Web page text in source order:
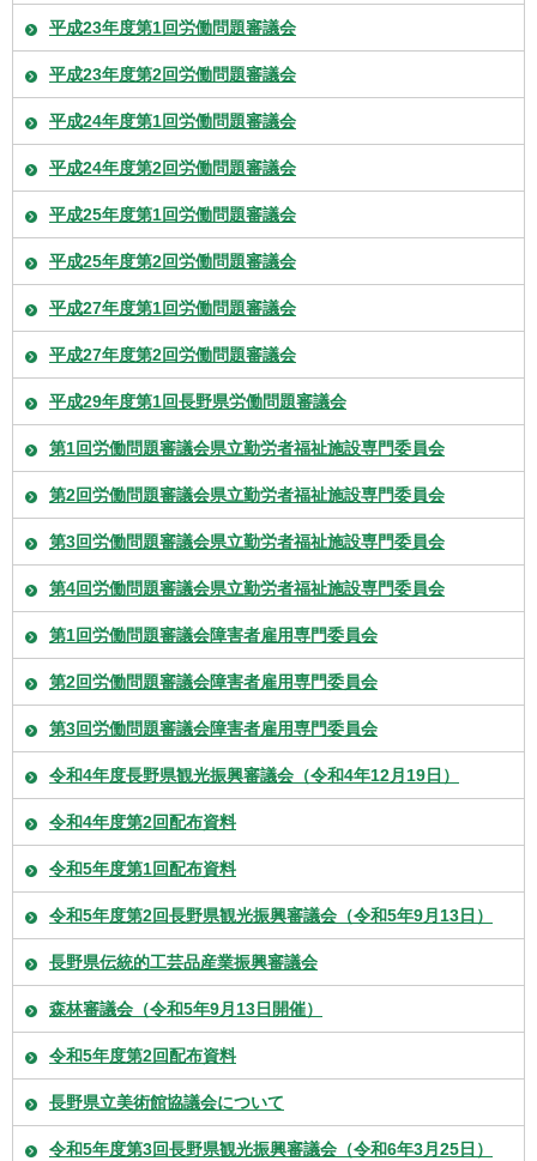
平成23年度第1回労働問題審議会
平成23年度第2回労働問題審議会
平成24年度第1回労働問題審議会
平成24年度第2回労働問題審議会
平成25年度第1回労働問題審議会
平成25年度第2回労働問題審議会
平成27年度第1回労働問題審議会
平成27年度第2回労働問題審議会
平成29年度第1回長野県労働問題審議会
第1回労働問題審議会県立勤労者福祉施設専門委員会
第2回労働問題審議会県立勤労者福祉施設専門委員会
第3回労働問題審議会県立勤労者福祉施設専門委員会
第4回労働問題審議会県立勤労者福祉施設専門委員会
第1回労働問題審議会障害者雇用専門委員会
第2回労働問題審議会障害者雇用専門委員会
第3回労働問題審議会障害者雇用専門委員会
令和4年度長野県観光振興審議会（令和4年12月19日）
令和4年度第2回配布資料
令和5年度第1回配布資料
令和5年度第2回長野県観光振興審議会（令和5年9月13日）
長野県伝統的工芸品産業振興審議会
森林審議会（令和5年9月13日開催）
令和5年度第2回配布資料
長野県立美術館協議会について
令和5年度第3回長野県観光振興審議会（令和6年3月25日）